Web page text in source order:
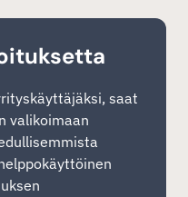
saat
valikoimaan